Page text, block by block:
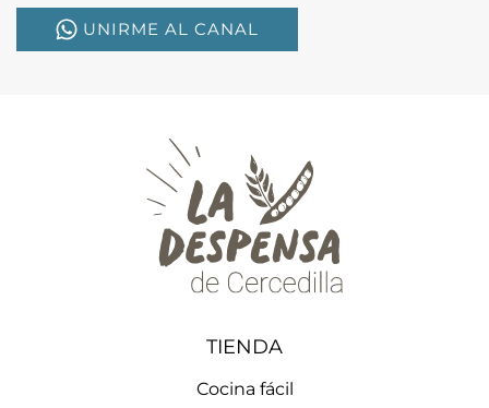
UNIRME AL CANAL
TIENDA
Cocina fácil